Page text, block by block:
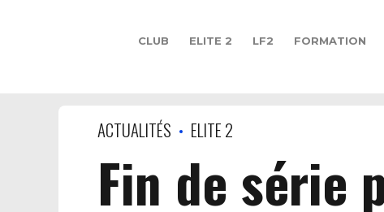
CLUB ELITE 2 LF2 FORMATION
ACTUALITÉS ELITE 2
Fin de série